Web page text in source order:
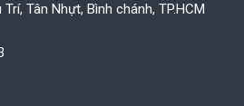
Tân Nhựt, Bình chánh, TP.HCM